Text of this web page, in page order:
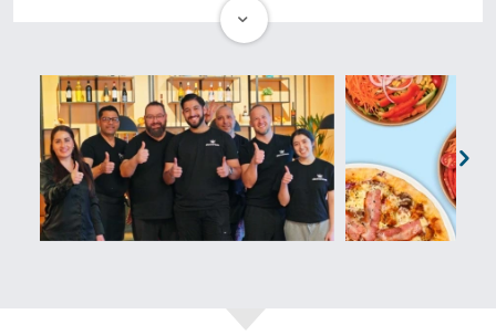
Liebst du Pizza und Pasta und schlägt dein Herz für die
Chef*in zu sein und dabei auf ein erfahrenes Netzwerk
zurückzugreifen? PIZZA DREAM bietet dir die Möglichkeit, von
einem bereits bewährten und erfolgreichen Konzept zu
profitieren.
PIZZA DREAM bietet eine Vielfalt an frischen und kreativen
Gerichten, die sowohl Einzelkund*innen als auch große
Firmenaufträge begeistern. Diese Vielfältigkeit trägt
maßgeblich zur Kundenzufriedenheit bei, die bei PIZZA DREAM
Next